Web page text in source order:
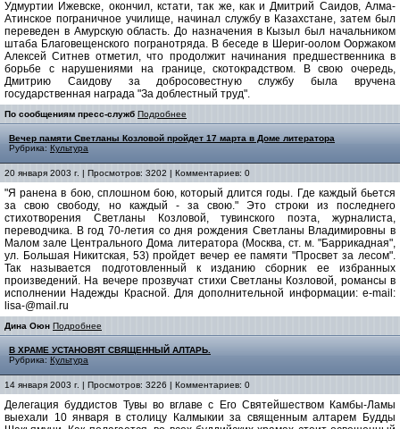
Удмуртии Ижевске, окончил, кстати, так же, как и Дмитрий Саидов, Алма-
Атинское пограничное училище, начинал службу в Казахстане, затем был
переведен в Амурскую область. До назначения в Кызыл был начальником
штаба Благовещенского погранотряда. В беседе в Шериг-оолом Ооржаком
Алексей Ситнев отметил, что продолжит начинания предшественника в
борьбе с нарушениями на границе, скотокрадством. В свою очередь,
Дмитрию Саидову за добросовестную службу была вручена
государственная награда "За доблестный труд".
По сообщениям пресс-служб Подробнее
Вечер памяти Светланы Козловой пройдет 17 марта в Доме литератора
Рубрика: Культура
20 января 2003 г. | Просмотров: 3202 | Комментариев: 0
"Я ранена в бою, сплошном бою, который длится годы. Где каждый бьется
за свою свободу, но каждый - за свою." Это строки из последнего
стихотворения Светланы Козловой, тувинского поэта, журналиста,
переводчика. В год 70-летия со дня рождения Светланы Владимировны в
Малом зале Центрального Дома литератора (Москва, ст. м. "Баррикадная",
ул. Большая Никитская, 53) пройдет вечер ее памяти "Просвет за лесом".
Так называется подготовленный к изданию сборник ее избранных
произведений. На вечере прозвучат стихи Светланы Козловой, романсы в
исполнении Надежды Красной. Для дополнительной информации: e-mail:
lisa-@mail.ru
Дина Оюн Подробнее
В ХРАМЕ УСТАНОВЯТ СВЯЩЕННЫЙ АЛТАРЬ.
Рубрика: Культура
14 января 2003 г. | Просмотров: 3226 | Комментариев: 0
Делегация буддистов Тувы во вглаве с Его Святейшеством Камбы-Ламы
выехали 10 января в столицу Калмыкии за священным алтарем Будды